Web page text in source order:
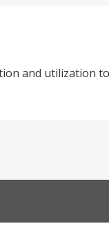
and utilization